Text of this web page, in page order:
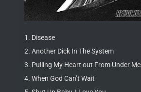
1. Disease
2. Another Dick In The System
3. Pulling My Heart out From Under Me
4. When God Can’t Wait